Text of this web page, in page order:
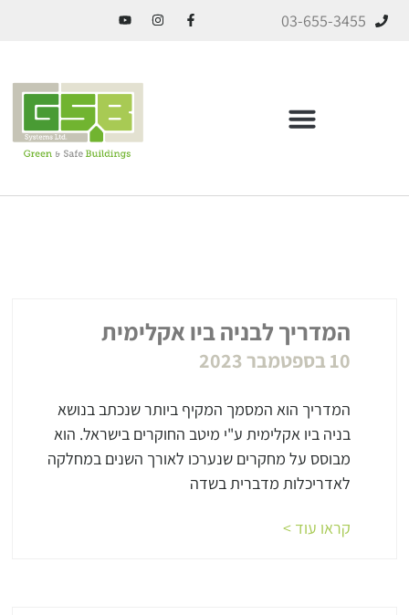
03-655-3455
המדריך לבניה ביו אקלימית
10 בספטמבר 2023
המדריך הוא המסמך המקיף ביותר שנכתב בנושא
בניה ביו אקלימית ע"י מיטב החוקרים בישראל. הוא
מבוסס על מחקרים שנערכו לאורך השנים במחלקה
לאדריכלות מדברית בשדה
קראו עוד >